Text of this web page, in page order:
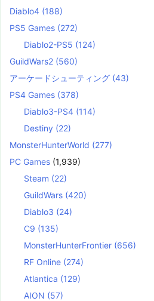
Diablo4 (188)
PS5 Games (272)
Diablo2-PS5 (124)
GuildWars2 (560)
アーケードシューティング (43)
PS4 Games (378)
Diablo3-PS4 (114)
Destiny (22)
MonsterHunterWorld (277)
PC Games (1,939)
Steam (22)
GuildWars (420)
Diablo3 (24)
C9 (135)
MonsterHunterFrontier (656)
RF Online (274)
Atlantica (129)
AION (57)